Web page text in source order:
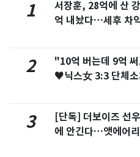
1
서장훈, 28억에 산
억 내놨다…세후 차
2
"10억 버는데 9억
♥닉스女 3:3 단체소
3
[단독] 더보이즈 선
에 안긴다…앳에어